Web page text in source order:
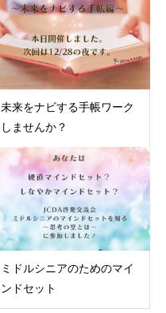
未来をナビする手帳ワーク
しませんか？
ミドルシニアのためのマイ
ンドセット